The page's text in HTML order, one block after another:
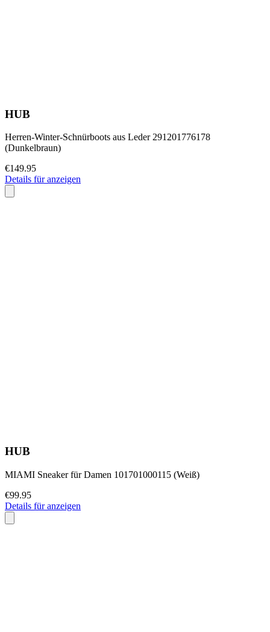
HUB
Herren-Winter-Schnürboots aus Leder 291201776178
(Dunkelbraun)
€149.95
Details für anzeigen
HUB
MIAMI Sneaker für Damen 101701000115 (Weiß)
€99.95
Details für anzeigen